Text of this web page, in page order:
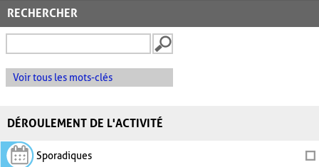
RECHERCHER
Voir tous les mots-clés
DÉROULEMENT DE L'ACTIVITÉ
Sporadiques